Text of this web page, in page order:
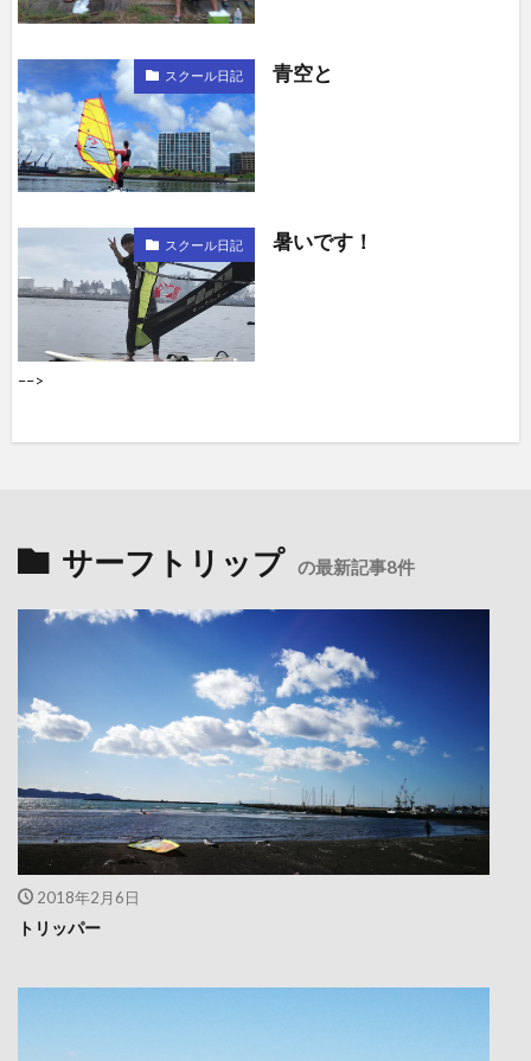
スクール日記 青空と
スクール日記 暑いです！
––>
サーフトリップ の最新記事8件
2018年2月6日
トリッパー